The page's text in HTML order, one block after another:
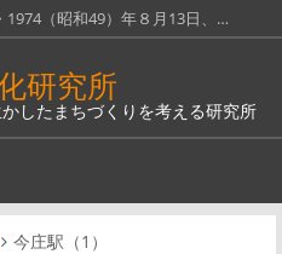
1974（昭和49）年８月13日、…
昭和51年４月１日に全線廃止となっ…
明治５年（1872）６月12日（旧…
JR西日本奈良線稲荷駅は、明治12…
研究所
したまちづくりを考える研究所
今庄駅（1）